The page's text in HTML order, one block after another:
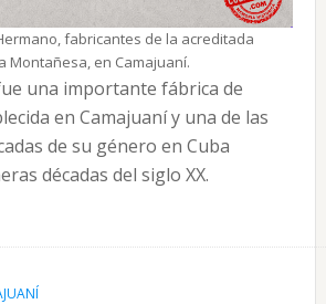
fabricantes de la acreditada
Montañesa, en Camajuaní.
una importante fábrica de
en Camajuaní y una de las
de su género en Cuba
décadas del siglo XX.